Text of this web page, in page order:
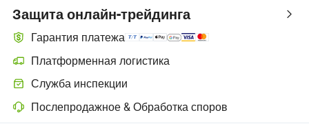
Защита онлайн-трейдинга
Гарантия платежа
Платформенная логистика
Более удобное отслеживание отправлений благодаря
Служба инспекции
Дополнительная предпродажная инспекция для проверки
Послепродажное & Обработка споров
Разрешение споров с помощью платформы, включая возврат